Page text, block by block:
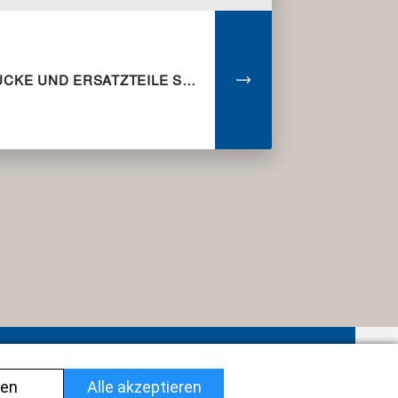
ANSCHLUSSSTÜCKE UND ERSATZTEILE SPEEDY UND MASTER
Impressum